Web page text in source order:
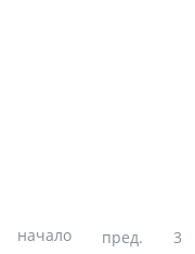
начало пред. 3